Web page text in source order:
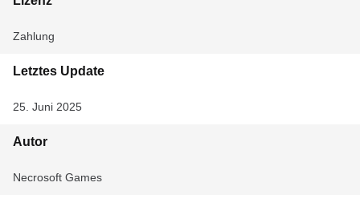
Zahlung
Letztes Update
25. Juni 2025
Autor
Necrosoft Games